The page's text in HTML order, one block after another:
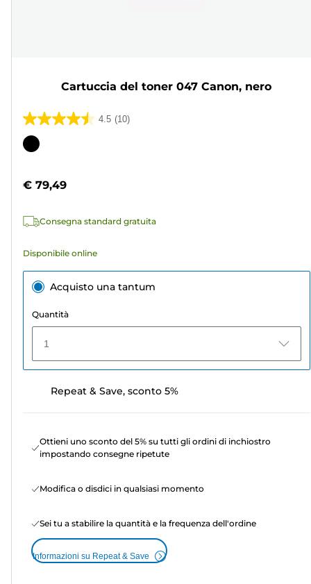
Cartuccia del toner 047 Canon, nero
4.5 (10)
4.5
su
10
Cartuccia
€ 79,49
Consegna standard gratuita
Disponibile online
Acquisto una tantum
Quantità
1
Repeat & Save, sconto 5%
Ottieni uno sconto del 5% su tutti gli ordini di inchiostro
impostando consegne ripetute
Modifica o disdici in qualsiasi momento
Sei tu a stabilire la quantità e la frequenza dell'ordine
Informazioni su Repeat & Save